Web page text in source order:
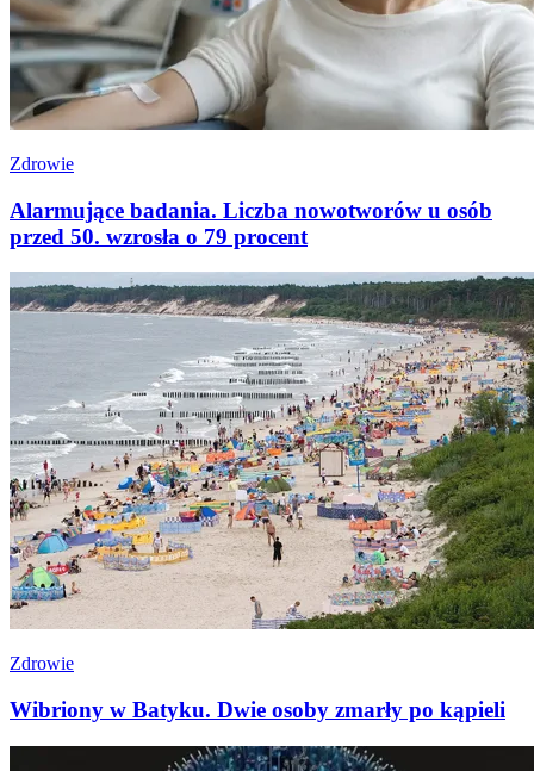
Zdrowie
Alarmujące badania. Liczba nowotworów u osób
przed 50. wzrosła o 79 procent
Zdrowie
Wibriony w Batyku. Dwie osoby zmarły po kąpieli